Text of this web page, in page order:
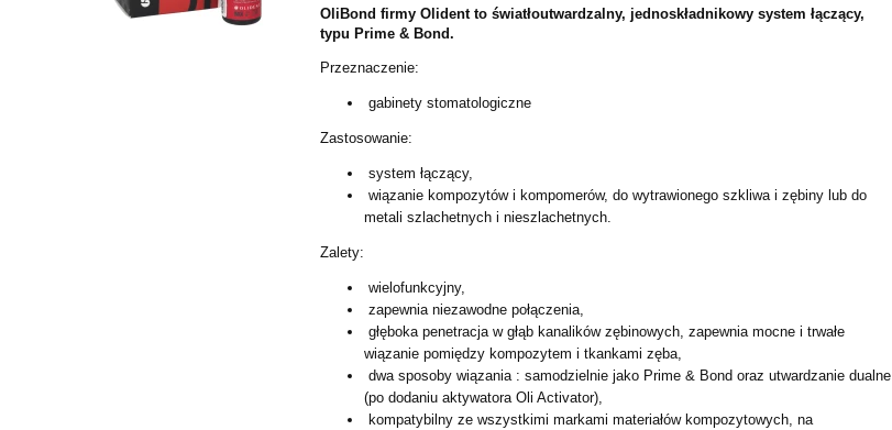
OliBond firmy Olident to światłoutwardzalny, jednoskładnikowy system łączący,
typu Prime & Bond.
Przeznaczenie:
gabinety stomatologiczne
Zastosowanie:
system łączący,
wiązanie kompozytów i kompomerów, do wytrawionego szkliwa i zębiny lub do
metaliszlachetnych i nieszlachetnych.
Zalety:
wielofunkcyjny,
zapewnia niezawodne połączenia,
głęboka penetracja w głąb kanalików zębinowych, zapewnia mocne i trwałe
wiązaniepomiędzy kompozytem i tkankami zęba,
dwa sposoby wiązania : samodzielnie jako Prime & Bond oraz utwardzanie dualne
(pododaniu aktywatora Oli Activator),
kompatybilny ze wszystkimi markami materiałów kompozytowych, na